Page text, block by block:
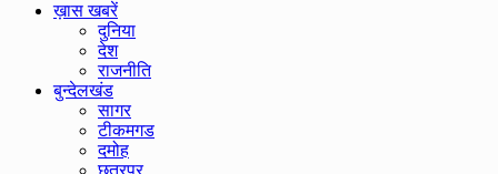
ख़ास खबरें
दुनिया
देश
राजनीति
बुन्देलखंड
सागर
टीकमगड
दमोह
छतरपुर